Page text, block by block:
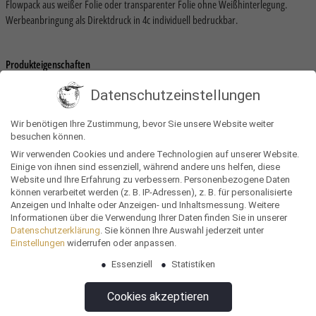
Flowpack aus weißer Folie oder transparenter Folie ohne Weißhinterlegung.
Werbeanbringung als Direktdruck in 4c individuell bedruckbar.
Produkteigenschaften
Gewicht
0,03 kg
Größe
16 × 4 × 2 cm
Lieferzeit
25 Werktage
Werbeträger
Tüte/Flowpack, vollflächiger Druck
Nachhaltigkeit
Vegan
Lebensmittel
Müsliriegel
12 Monate
1000 Stück
Datenschutzeinstellungen
Wir benötigen Ihre Zustimmung, bevor Sie unsere Website weiter
besuchen können.
Wir verwenden Cookies und andere Technologien auf unserer Website.
Einige von ihnen sind essenziell, während andere uns helfen, diese
Website und Ihre Erfahrung zu verbessern. Personenbezogene Daten
können verarbeitet werden (z. B. IP-Adressen), z. B. für personalisierte
Anzeigen und Inhalte oder Anzeigen- und Inhaltsmessung. Weitere
Informationen über die Verwendung Ihrer Daten finden Sie in unserer
Datenschutzerklärung. Sie können Ihre Auswahl jederzeit unter
Einstellungen widerrufen oder anpassen.
Essenziell
Statistiken
Cookies akzeptieren